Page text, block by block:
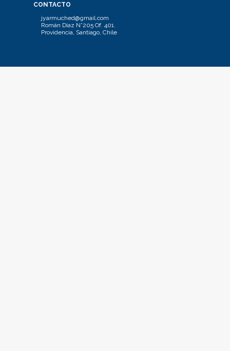
CONTACTO
jyarmuched@gmail.com
Román Díaz N°205 Of. 401.
Providencia, Santiago, Chile